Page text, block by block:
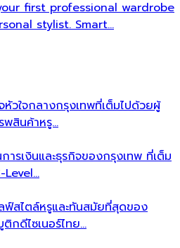
first professional wardrobe
stylist. Smart…
หัวใจกลางกรุงเทพที่เต็มไปด้วยผู้
พสินค้าหรู…
ารเงินและธุรกิจของกรุงเทพ ที่เต็ม
Level…
ฟ์สไตล์หรูและทันสมัยที่สุดของ
กดีไซเนอร์ไทย…